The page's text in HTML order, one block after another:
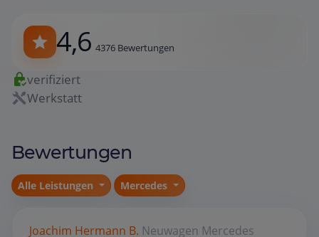
4,6 4376 Bewertungen
verifiziert
Werkstatt
Bewertungen
Alle Leistungen Mercedes
Joachim Hermann B. Neuwagen Mercedes